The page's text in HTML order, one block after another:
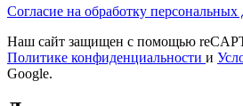
Согласие на обработку
Наш сайт защищен с помощью
Политике конфиденциальности и
Google.